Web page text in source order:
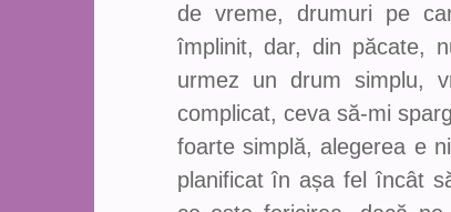
de vreme, drumuri pe
împlinit, dar, din păcate,
urmez un drum simplu,
complicat, ceva să-mi
foarte simplă, alegerea e
planificat în așa fel încât